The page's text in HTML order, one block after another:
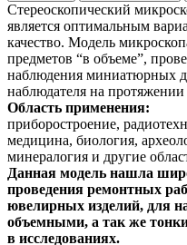
Стереоскопический
является оптимальным
качество. Модель
предметов “в объеме”,
наблюдения миниатюрных
наблюдателя на
Область применения:
приборостроение,
медицина, биология,
минералогия и другие
Данная модель нашла
проведения ремонтных
ювелирных изделий, для
объемными, а так же
в исследованиях.